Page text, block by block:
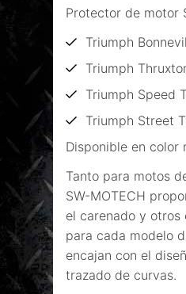
Protector de motor
Triumph
Triumph
Triumph Speed
Triumph Street
Disponible en color
Tanto para motos
SW-MOTECH
el carenado y
para cada modelo
encajan con el
trazado de curvas.